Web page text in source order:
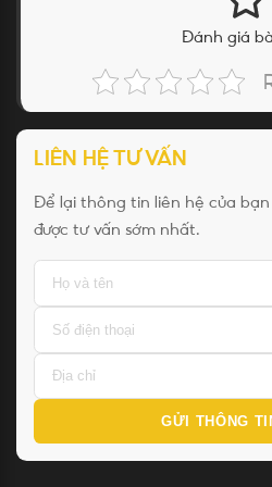
Đánh giá
LIÊN HỆ TƯ VẤN
Để lại thông tin liên hệ của
được tư vấn sớm nhất.
GỬI THÔNG